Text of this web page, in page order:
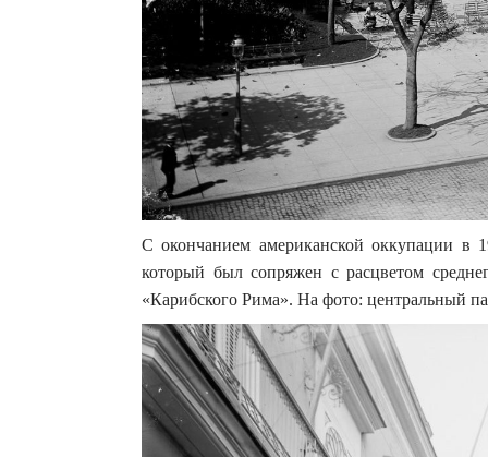
С окончанием американской оккупации в
который был сопряжен с расцветом
«Карибского Рима». На фото: центральный